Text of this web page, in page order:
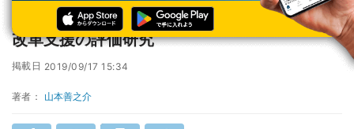
日立、ロボット使用する医療従事者の働き方
改革支援の評価研究
掲載日 2019/09/17 15:34
著者： 山本善之介